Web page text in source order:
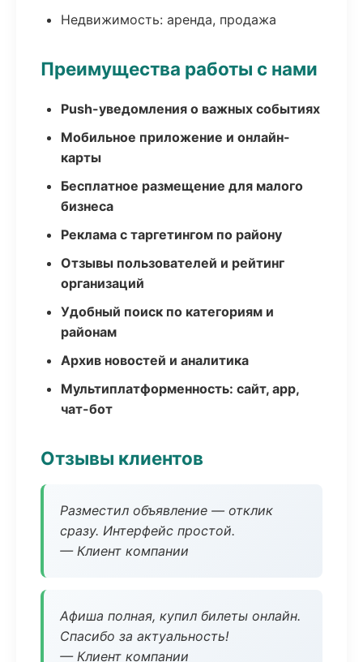
Недвижимость: аренда, продажа
Преимущества работы с нами
Push-уведомления о важных событиях
Мобильное приложение и онлайн-
карты
Бесплатное размещение для малого
бизнеса
Реклама с таргетингом по району
Отзывы пользователей и рейтинг
организаций
Удобный поиск по категориям и
районам
Архив новостей и аналитика
Мультиплатформенность: сайт, app,
чат-бот
Отзывы клиентов
Разместил объявление — отклик
сразу. Интерфейс простой.
— Клиент компании
Афиша полная, купил билеты онлайн.
Спасибо за актуальность!
— Клиент компании